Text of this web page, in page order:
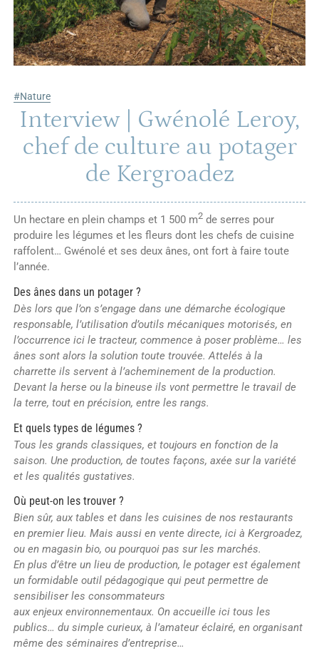
#Nature
Interview | Gwénolé Leroy,
chef de culture au potager
de Kergroadez
Un hectare en plein champs et 1 500 m2de serres pour
produire les légumes et les fleurs dont les chefs de cuisine
raffolent… Gwénolé et ses deux ânes, ont fort à faire toute
l’année.
Des ânes dans un potager ?
Dès lors que l’on s’engage dans une démarche écologique
responsable, l’utilisation d’outils mécaniques motorisés, en
l’occurrence ici le tracteur, commence à poser problème… les
ânes sont alors la solution toute trouvée. Attelés à la
charrette ils servent à l’acheminement de la production.
Devant la herse ou la bineuse ils vont permettre le travail de
la terre, tout en précision, entre les rangs.
Et quels types de légumes ?
Tous les grands classiques, et toujours en fonction de la
saison. Une production, de toutes façons, axée sur la variété
et les qualités gustatives.
Où peut-on les trouver ?
Bien sûr, aux tables et dans les cuisines de nos restaurants
en premier lieu. Mais aussi en vente directe, ici à Kergroadez,
ou en magasin bio, ou pourquoi pas sur les marchés.
En plus d’être un lieu de production, le potager est également
un formidable outil pédagogique qui peut permettre de
sensibiliser les consommateurs
aux enjeux environnementaux. On accueille ici tous les
publics… du simple curieux, à l’amateur éclairé, en organisant
même des séminaires d’entreprise…